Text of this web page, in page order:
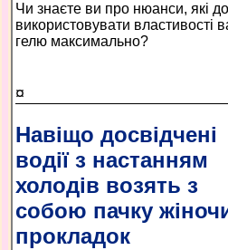
Чи знаєте ви про нюанси, які
використовувати властивості
гелю максимально?
¤
Навіщо досвідчені
водії з настанням
холодів возять з
собою пачку
прокладок